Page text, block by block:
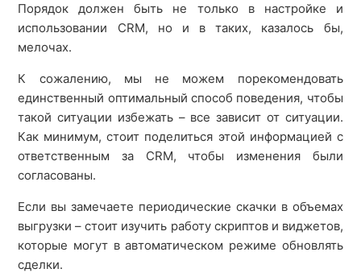
Порядок должен быть не только в настройке и
использовании CRM, но и в таких, казалось бы,
мелочах.
К сожалению, мы не можем порекомендовать
единственный оптимальный способ поведения, чтобы
такой ситуации избежать – все зависит от ситуации.
Как минимум, стоит поделиться этой информацией с
ответственным за CRM, чтобы изменения были
согласованы.
Если вы замечаете периодические скачки в объемах
выгрузки – стоит изучить работу скриптов и виджетов,
которые могут в автоматическом режиме обновлять
сделки.